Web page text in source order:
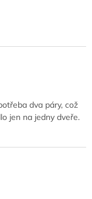
dva páry, což
jen na jedny dveře.